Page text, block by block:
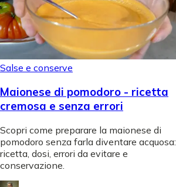
Salse e conserve
Maionese di pomodoro - ricetta
cremosa e senza errori
Scopri come preparare la maionese di
pomodoro senza farla diventare acquosa:
ricetta, dosi, errori da evitare e
conservazione.